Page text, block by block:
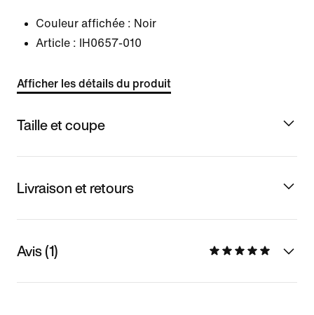
Couleur affichée : Noir
Article :
IH0657-010
Afficher les détails du produit
Taille et coupe
Livraison et retours
Avis (1)